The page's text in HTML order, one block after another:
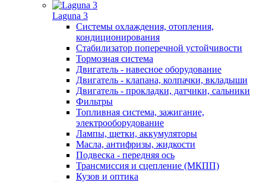
Laguna 3
Системы охлаждения, отопления,
кондиционирования
Стабилизатор поперечной устойчивости
Тормозная система
Двигатель - навесное оборудование
Двигатель - клапана, колпачки, вкладыши
Двигатель - прокладки, датчики, сальники
Фильтры
Топливная система, зажигание,
электрооборудование
Лампы, щетки, аккумуляторы
Масла, антифризы, жидкости
Подвеска - передняя ось
Трансмиссия и сцепление (МКПП)
Кузов и оптика